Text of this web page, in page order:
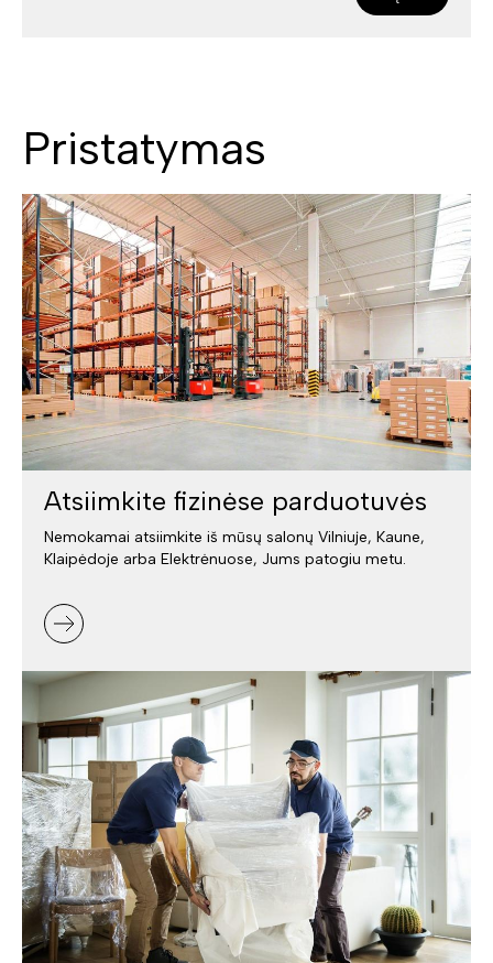
Pristatymas
Atsiimkite fizinėse parduotuvės
Nemokamai atsiimkite iš mūsų salonų Vilniuje, Kaune,
Klaipėdoje arba Elektrėnuose, Jums patogiu metu.